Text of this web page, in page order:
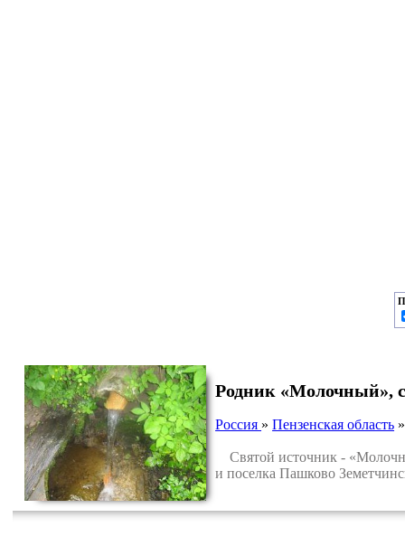
Родник «Молочный»,
Россия »Пензенская область
Святой источник -
и поселка Пашково